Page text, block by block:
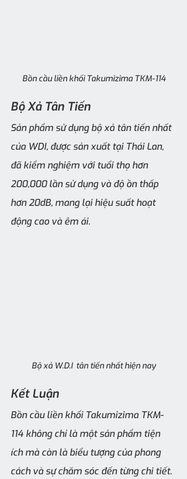
Bồn cầu liền khối Takumizima TKM-114
Bộ Xả Tân Tiến
Sản phẩm sử dụng bộ xả tân tiến nhất
của WDI, được sản xuất tại Thái Lan,
đã kiểm nghiệm với tuổi thọ hơn
200,000 lần sử dụng và độ ồn thấp
hơn 20dB, mang lại hiệu suất hoạt
động cao và êm ái.
Bộ xả W.D.I  tân tiến nhất hiện nay
Kết Luận
Bồn cầu liền khối Takumizima TKM-
114 không chỉ là một sản phẩm tiện
ích mà còn là biểu tượng của phong
cách và sự chăm sóc đến từng chi tiết.